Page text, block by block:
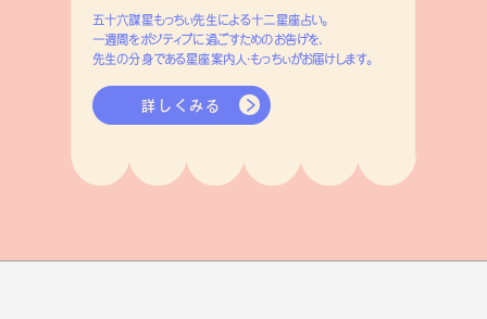
五十六謀星もっちぃ先生による十二星座占い。
一週間をポジティブに過ごすためのお告げを、
先生の分身である星座案内人・もっちぃがお届けします。
詳しくみる